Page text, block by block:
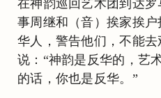
在神韵巡回艺术团到达
事周继和（音）挨家挨
华人，警告他们，不能
说：“神韵是反华的，艺
的话，你也是反华。”